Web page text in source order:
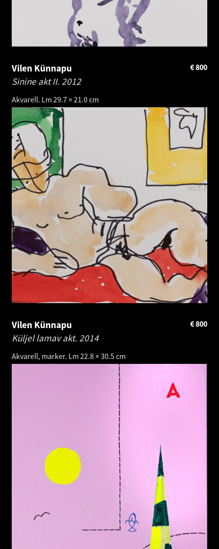
Vilen Künnapu
Sinine akt II. 2012
Akvarell. Lm 29.7 × 21.0 cm
800
€
Vilen Künnapu
Küljel lamav akt. 2014
Akvarell, marker. Lm 22.8 × 30.5 cm
800
€